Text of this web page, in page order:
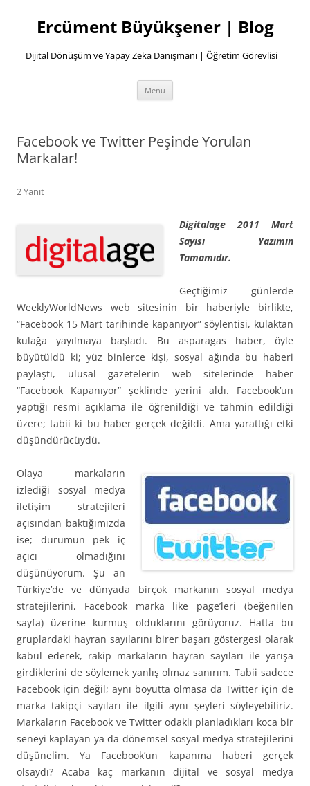
Ercüment Büyükşener | Blog
Dijital Dönüşüm ve Yapay Zeka Danışmanı | Öğretim Görevlisi |
Menü
Facebook ve Twitter Peşinde Yorulan
Markalar!
2 Yanıt
Digitalage 2011 Mart
Sayısı Yazımın
Tamamıdır.
Geçtiğimiz günlerde
WeeklyWorldNews web sitesinin bir haberiyle birlikte,
“Facebook 15 Mart tarihinde kapanıyor” söylentisi, kulaktan
kulağa yayılmaya başladı. Bu asparagas haber, öyle
büyütüldü ki; yüz binlerce kişi, sosyal ağında bu haberi
paylaştı, ulusal gazetelerin web sitelerinde haber
“Facebook Kapanıyor” şeklinde yerini aldı. Facebook’un
yaptığı resmi açıklama ile öğrenildiği ve tahmin edildiği
üzere; tabii ki bu haber gerçek değildi. Ama yarattığı etki
düşündürücüydü.
Olaya markaların
izlediği sosyal medya
iletişim stratejileri
açısından baktığımızda
ise; durumun pek iç
açıcı olmadığını
düşünüyorum. Şu an
Türkiye’de ve dünyada birçok markanın sosyal medya
stratejilerini, Facebook marka like page’leri (beğenilen
sayfa) üzerine kurmuş olduklarını görüyoruz. Hatta bu
gruplardaki hayran sayılarını birer başarı göstergesi olarak
kabul ederek, rakip markaların hayran sayıları ile yarışa
girdiklerini de söylemek yanlış olmaz sanırım. Tabii sadece
Facebook için değil; aynı boyutta olmasa da Twitter için de
marka takipçi sayıları ile ilgili aynı şeyleri söyleyebiliriz.
Markaların Facebook ve Twitter odaklı planladıkları koca bir
seneyi kaplayan ya da dönemsel sosyal medya stratejilerini
düşünelim. Ya Facebook’un kapanma haberi gerçek
olsaydı? Acaba kaç markanın dijital ve sosyal medya